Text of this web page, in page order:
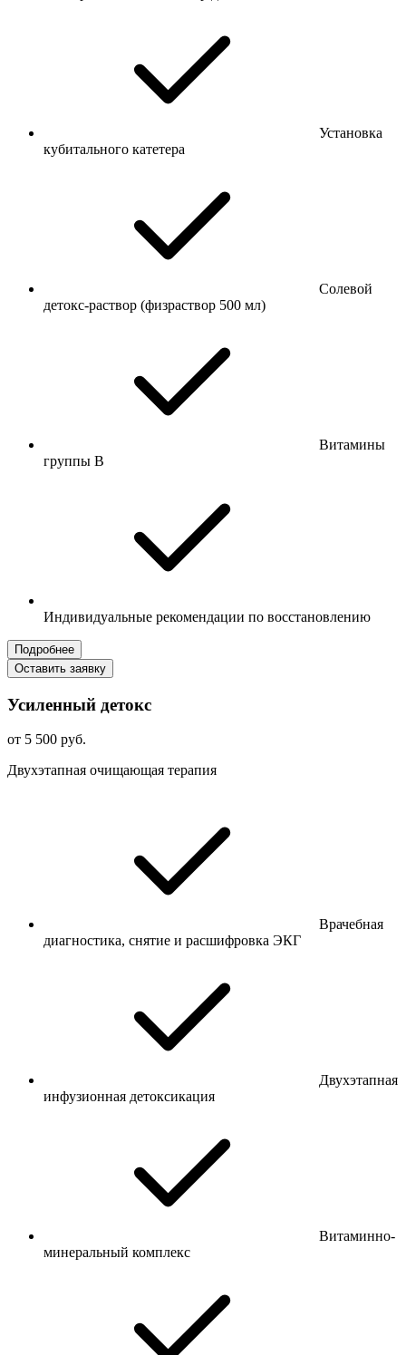
Установка
кубитального катетера
Солевой
детокс-раствор (физраствор 500 мл)
Витамины
группы B
Индивидуальные рекомендации по восстановлению
Подробнее
Оставить заявку
Усиленный детокс
от 5 500 руб.
Двухэтапная очищающая терапия
Врачебная
диагностика, снятие и расшифровка ЭКГ
Двухэтапная
инфузионная детоксикация
Витаминно-
минеральный комплекс